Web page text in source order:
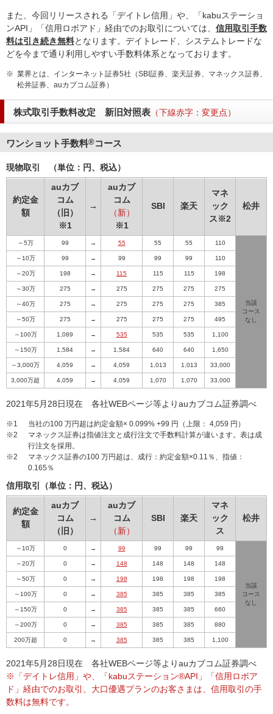
また、今回リリースされる「デイトレ信用」や、「kabuステーショ
ンAPI」「信用ロボアド」経由でのお取引については、 信用取引手数
料は引き続き無料となります。デイトレード、システムトレードな
どを今まで通り利用しやすい手数料体系となっております。
※ 業界とは、インターネット証券5社（SBI証券、楽天証券、マネックス証券、
松井証券、auカブコム証券）
株式取引手数料改定 新旧対照表 （下線赤字：変更点）
ワンショット手数料®コース
現物取引 （単位：円、税込）
約定金
額
auカブ
コム
（旧）
※1
→
auカブ
コム
（新）
※1
SBI 楽天
マネ
ック
ス※2
松井
～5万 99 → 55 55 55 110
当該
コース
なし
～10万 99 → 99 99 99 110
～20万 198 → 115 115 115 198
～30万 275 → 275 275 275 275
～40万 275 → 275 275 275 385
～50万 275 → 275 275 275 495
～100万 1,089 → 535 535 535 1,100
～150万 1,584 → 1,584 640 640 1,650
～3,000万 4,059 → 4,059 1,013 1,013 33,000
3,000万超 4,059 → 4,059 1,070 1,070 33,000
2021年5月28日現在 各社WEBページ等よりauカブコム証券調べ
※1
当社の100 万円超は約定金額× 0.099% +99 円（上限： 4,059 円）
※2
マネックス証券は指値注文と成行注文で手数料計算が違います。表は成
行注文を採用。
※2
マネックス証券の100 万円超は、成行：約定金額×0.11％、指値：
0.165％
信用取引（単位：円、税込）
約定金
額
auカブ
コム
（旧）
→
auカブ
コム
（新）
SBI 楽天
マネ
ック
ス
松井
～10万 0 → 99 99 99 99
当該
コース
なし
～20万 0 → 148 148 148 148
～50万 0 → 198 198 198 198
～100万 0 → 385 385 385 385
～150万 0 → 385 385 385 660
～200万 0 → 385 385 385 880
200万超 0 → 385 385 385 1,100
2021年5月28日現在 各社WEBページ等よりauカブコム証券調べ
※「デイトレ信用」や、「kabuステーション®API」「信用ロボア
ド」経由でのお取引、大口優遇プランのお客さまは、信用取引の手
数料は無料です。